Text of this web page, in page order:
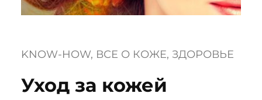
KNOW-HOW, ВСЕ О КОЖЕ, ЗДОРОВЬЕ
Уход за кожей